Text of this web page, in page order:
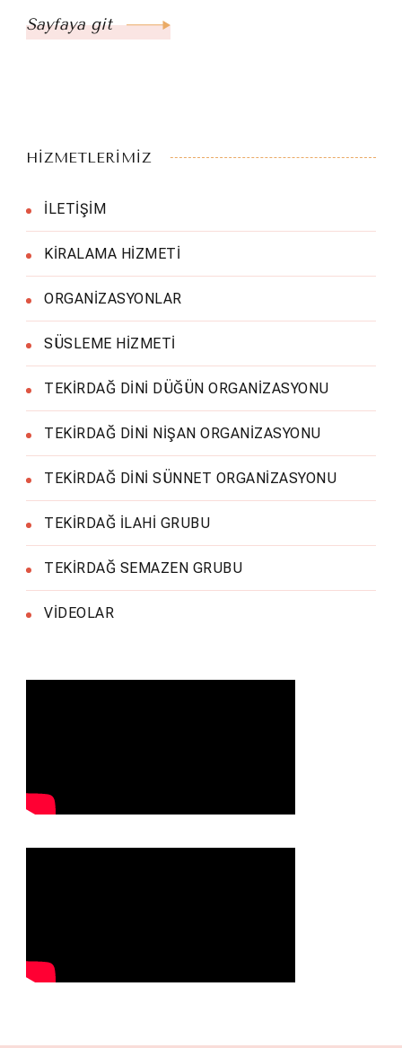
Sayfaya git
HİZMETLERİMİZ
İLETİŞİM
KİRALAMA HİZMETİ
ORGANİZASYONLAR
SÜSLEME HİZMETİ
TEKİRDAĞ DİNİ DÜĞÜN ORGANİZASYONU
TEKİRDAĞ DİNİ NİŞAN ORGANİZASYONU
TEKİRDAĞ DİNİ SÜNNET ORGANİZASYONU
TEKİRDAĞ İLAHİ GRUBU
TEKİRDAĞ SEMAZEN GRUBU
VİDEOLAR